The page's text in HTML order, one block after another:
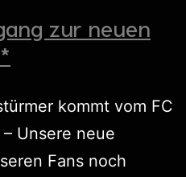
zur neuen
kommt vom FC
Unsere neue
Fans noch